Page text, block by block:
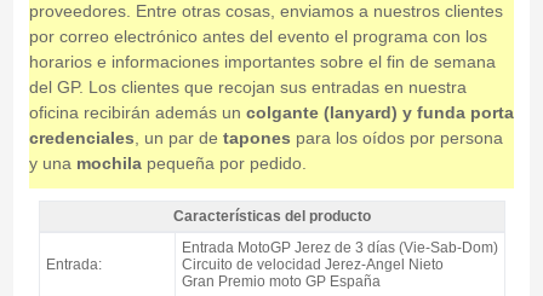
proveedores. Entre otras cosas, enviamos a nuestros clientes
por correo electrónico antes del evento el programa con los
horarios e informaciones importantes sobre el fin de semana
del GP. Los clientes que recojan sus entradas en nuestra
oficina recibirán además un colgante (lanyard) y funda porta
credenciales , un par de tapones para los oídos por persona
y una mochilapequeña por pedido.
Entrada MotoGP Tribuna X1, GP España 2027 - Características del
producto
Características del producto
Entrada:
Entrada MotoGP Jerez de 3 días (Vie-Sab-Dom)
Circuito de velocidad Jerez-Angel Nieto
Gran Premio moto GP España